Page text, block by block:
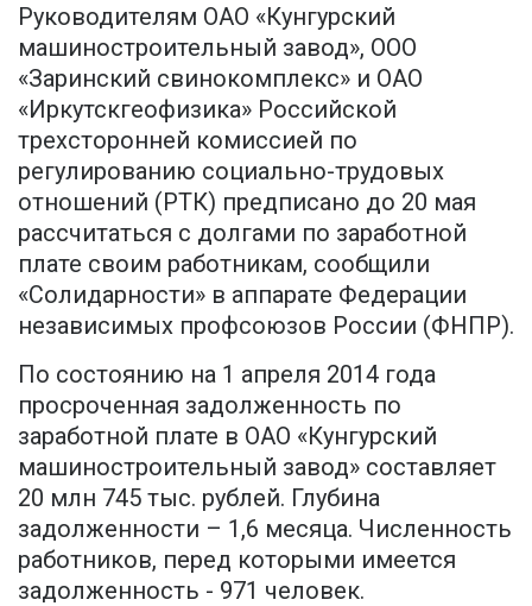
Руководителям ОАО «Кунгурский
машиностроительный завод», ООО
«Заринский свинокомплекс» и ОАО
«Иркутскгеофизика» Российской
трехсторонней комиссией по
регулированию социально-трудовых
отношений (РТК) предписано до 20 мая
рассчитаться с долгами по заработной
плате своим работникам, сообщили
«Солидарности» в аппарате Федерации
независимых профсоюзов России (ФНПР).
По состоянию на 1 апреля 2014 года
просроченная задолженность по
заработной плате в ОАО «Кунгурский
машиностроительный завод» составляет
20 млн 745 тыс. рублей. Глубина
задолженности – 1,6 месяца. Численность
работников, перед которыми имеется
задолженность - 971 человек.